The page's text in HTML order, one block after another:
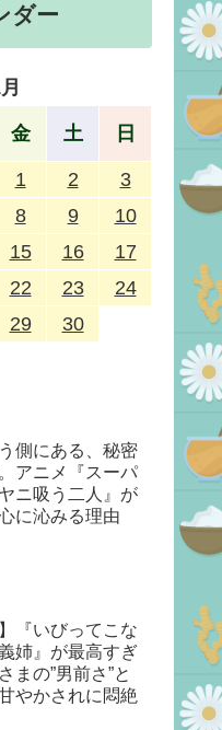
ダー
金 土 日
1 2
3
8 9
10
15 16
17
22 23
24
29 30
側にある、秘密
アニメ『スーパ
ニ吸う二人』が
に沁みる理由
『いびってこな
姉』が最高すぎ
まの”男前さ”と
やかされに悶絶